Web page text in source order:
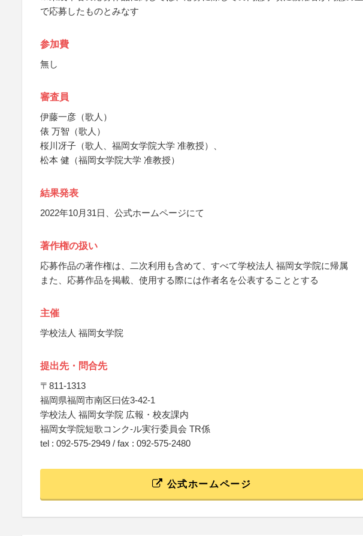
で応募したものとみなす
参加費
無し
審査員
伊藤一彦（歌人）
俵 万智（歌人）
桜川冴子（歌人、福岡女学院大学 准教授）、
松本 健（福岡女学院大学 准教授）
結果発表
2022年10月31日、公式ホームページにて
著作権の扱い
応募作品の著作権は、二次利用も含めて、すべて学校法人 福岡女学院に帰属
また、応募作品を掲載、使用する際には作者名を公表することとする
主催
学校法人 福岡女学院
提出先・問合先
〒811-1313
福岡県福岡市南区曰佐3-42-1
学校法人 福岡女学院 広報・校友課内
福岡女学院短歌コンク-ル実行委員会 TR係
tel : 092-575-2949 / fax : 092-575-2480
公式ホームページ